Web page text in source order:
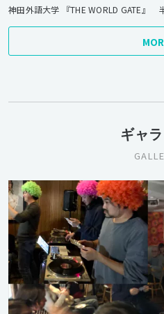
神田外語大学 『THE WORLD GATE』
ギャ